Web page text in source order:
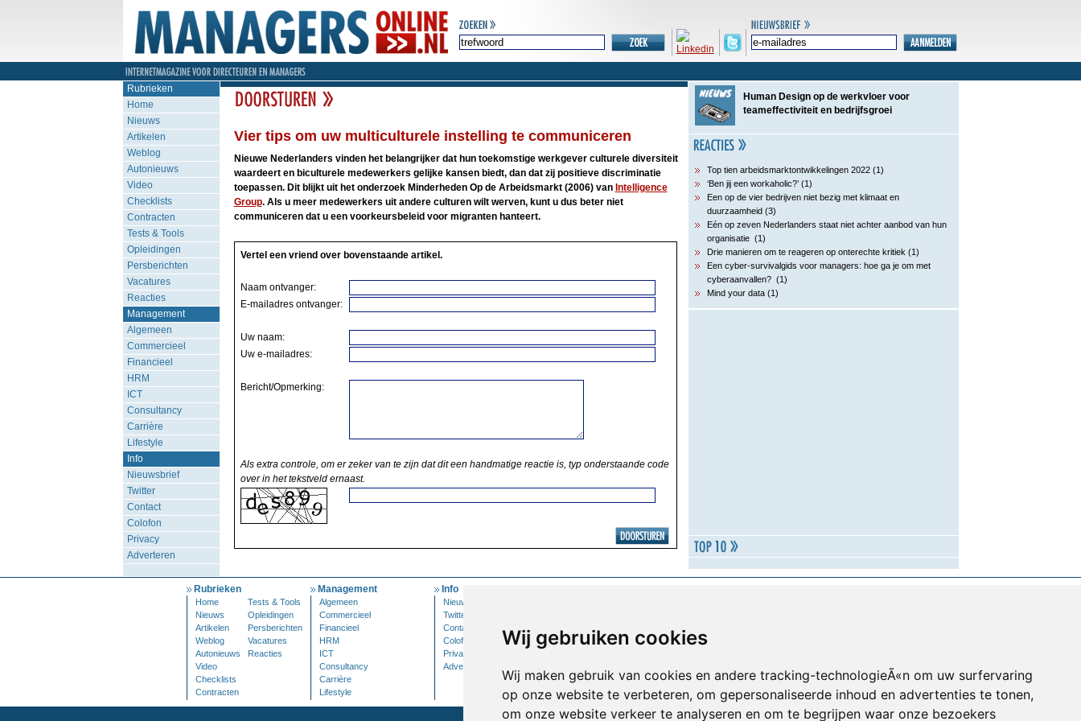
Wij gebruiken cookies
Wij maken gebruik van cookies en andere tracking-technologieÃ«n om uw surfervaring
op onze website te verbeteren, om gepersonaliseerde inhoud en advertenties te tonen,
om onze website verkeer te analyseren en om te begrijpen waar onze bezoekers
Rubrieken
Home
Nieuws
Artikelen
Weblog
Autonieuws
Video
Checklists
Contracten
Tests & Tools
Opleidingen
Persberichten
Vacatures
Reacties
Management
Algemeen
Commercieel
Financieel
HRM
ICT
Consultancy
Carrière
Lifestyle
Info
Nieuwsbrief
Twitter
Contact
Colofon
Privacy
Adverteren
Vier tips om uw multiculturele instelling te communiceren
Nieuwe Nederlanders vinden het belangrijker dat hun toekomstige werkgever culturele diversiteit
waardeert en biculturele medewerkers gelijke kansen biedt, dan dat zij positieve discriminatie
toepassen. Dit blijkt uit het onderzoek Minderheden Op de Arbeidsmarkt (2006) van Intelligence
Group. Als u meer medewerkers uit andere culturen wilt werven, kunt u dus beter niet
communiceren dat u een voorkeursbeleid voor migranten hanteert.
Vertel een vriend over bovenstaande artikel.
Naam ontvanger:
E-mailadres ontvanger:
Uw naam:
Uw e-mailadres:
Bericht/Opmerking:
Als extra controle, om er zeker van te zijn dat dit een handmatige reactie is, typ onderstaande code
over in het tekstveld ernaast.
Human Design op de werkvloer voor
teameffectiviteit en bedrijfsgroei
Top tien arbeidsmarktontwikkelingen 2022 (1)
‘Ben jij een workaholic?’ (1)
Een op de vier bedrijven niet bezig met klimaat en
duurzaamheid (3)
Eén op zeven Nederlanders staat niet achter aanbod van hun
organisatie (1)
Drie manieren om te reageren op onterechte kritiek (1)
Een cyber-survivalgids voor managers: hoe ga je om met
cyberaanvallen? (1)
Mind your data (1)
Rubrieken
Home
Tests & Tools
Nieuws
Opleidingen
Artikelen
Persberichten
Weblog
Vacatures
Autonieuws
Reacties
Video
Checklists
Contracten
Management
Algemeen
Commercieel
Financieel
HRM
ICT
Consultancy
Carrière
Lifestyle
Info
Nieuwsbrief
Twitter
Contact
Colofon
Privacy
Adverteren